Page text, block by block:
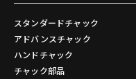
スタンダードチャック
アドバンスチャック
ハンドチャック
チャック部品